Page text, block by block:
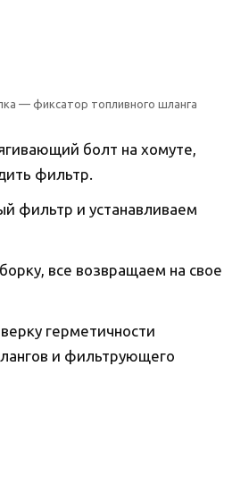
— фиксатор топливного шланга
болт на хомуте,
фильтр.
фильтр и устанавливаем
все возвращаем на свое
герметичности
и фильтрующего